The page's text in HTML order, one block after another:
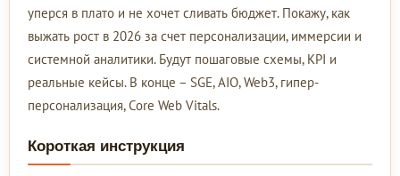
уперся в плато и не хочет сливать бюджет. Покажу, как
выжать рост в 2026 за счет персонализации, иммерсии и
системной аналитики. Будут пошаговые схемы, KPI и
реальные кейсы. В конце – SGE, AIO, Web3, гипер-
персонализация, Core Web Vitals.
Короткая инструкция